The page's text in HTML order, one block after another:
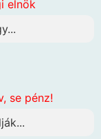
elnök
se pénz!